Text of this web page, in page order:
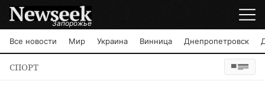
Запорожье
Все новости Мир Украина Винница Днепропетровск
СПОРТ